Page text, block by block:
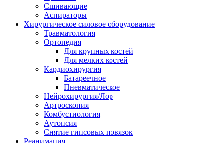
Сшивающие
Аспираторы
Хирургическое силовое оборудование
Травматология
Ортопедия
Для крупных костей
Для мелких костей
Кардиохирургия
Батареечное
Пневматическое
Нейрохирургия/Лор
Артроскопия
Комбустиология
Аутопсия
Снятие гипсовых повязок
Реанимация